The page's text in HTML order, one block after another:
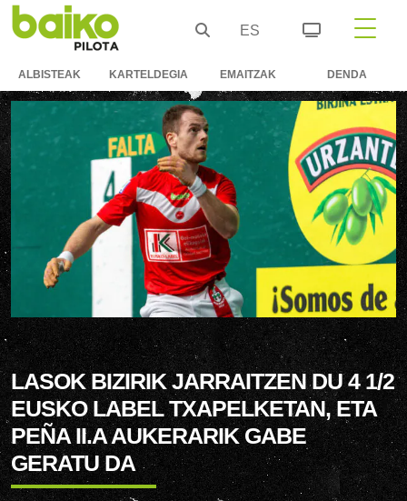
ES
ALBISTEAK KARTELDEGIA EMAITZAK DENDA
LASOK BIZIRIK JARRAITZEN DU 4 1/2
EUSKO LABEL TXAPELKETAN, ETA
PEÑA II.A AUKERARIK GABE
GERATU DA